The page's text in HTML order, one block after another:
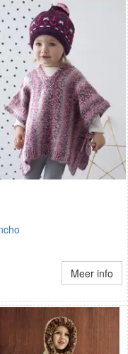
Meer info